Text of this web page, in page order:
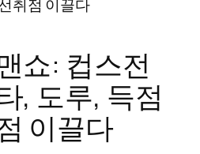
취점 이끌다
쇼: 컵스전
, 도루, 득점
이끌다